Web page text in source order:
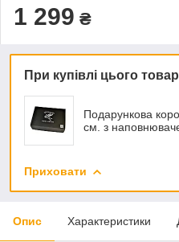
1 299 ₴
При купівлі цього
Подарункова
см. з
Приховати
Опис Характеристики